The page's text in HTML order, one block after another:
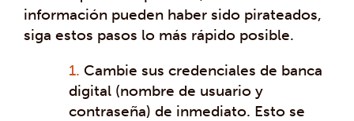
información pueden haber sido pirateados,
siga estos pasos lo más rápido posible.
Cambie sus credenciales de banca
digital (nombre de usuario y
contraseña) de inmediato. Esto se